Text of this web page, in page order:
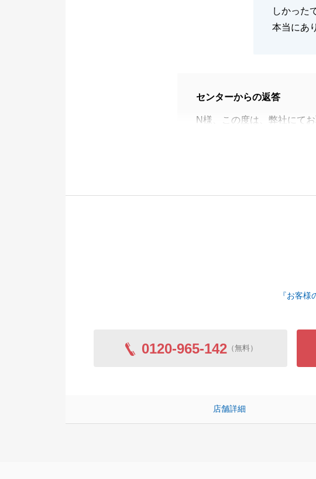
しかった
本当にあ
センターからの返答
N様、この度は、弊社にて
最初にお問合せをいただい
もしまた何か不動産に関す
『お客
0120-965-142 （無料）
店舗詳細